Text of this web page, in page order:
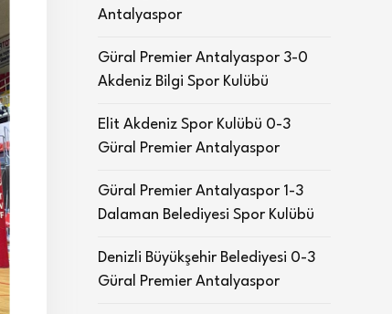
Antalyaspor
Güral Premier Antalyaspor 3-0
Akdeniz Bilgi Spor Kulübü
Elit Akdeniz Spor Kulübü 0-3
Güral Premier Antalyaspor
Güral Premier Antalyaspor 1-3
Dalaman Belediyesi Spor Kulübü
Denizli Büyükşehir Belediyesi 0-3
Güral Premier Antalyaspor